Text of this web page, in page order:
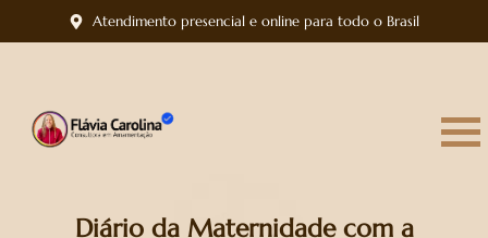
Atendimento presencial e online para todo o Brasil
Diário da Maternidade com a